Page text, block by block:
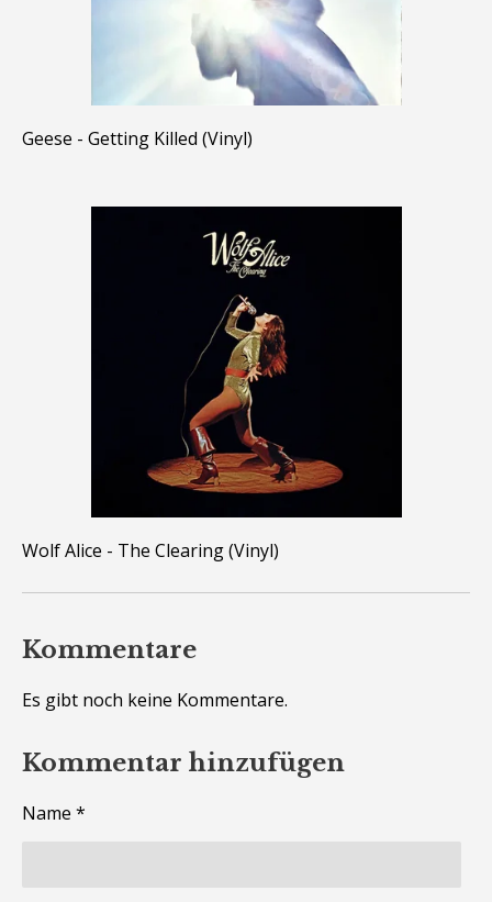
Geese - Getting Killed (Vinyl)
Wolf Alice - The Clearing (Vinyl)
Kommentare
Es gibt noch keine Kommentare.
Kommentar hinzufügen
Name *